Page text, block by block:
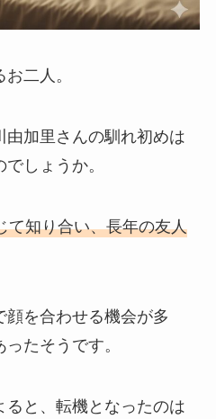
二人。
由加里さんの馴れ初めは
しょうか。
て知り合い、長年の友人
顔を合わせる機会が多
たそうです。
ると、転機となったのは